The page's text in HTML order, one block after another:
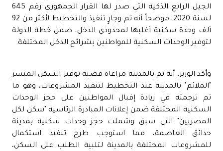
الجيل الرابع الذكية التي صدر لها القرار الجمهوري رقم 645
لسنة 2020، موضحاً أنه تم وجارٍ تنفيذ والتخطيط لأكثر من 92
ألف وحدة سكنية أغلبها لمحدودي الدخل، ضمن خطة الدولة
لتوفير الوحدات السكنية للمواطنين بشرائح الدخل المختلفة.
وأكد الوزير، أنه تم بالمدينة مراعاة قضية توفير السكن الميسر
"الملائم" بالمدينة عند التخطيط لتنفيذ المشروعات، وهو ما
تم ترجمته في زيادة إقبال المواطنين على حجز الوحدات
السكنية المختلفة ضمن إعلانات المبادرة الرئاسية "سكن لكل
المصريين" التي سبق وشملت حجز وحدات سكنية بمدينة
حدائق العاصمة، مما استوجب طرح تنفيذ استكمال
للمشروعات المختلفة بالمدينة لتلبية الطلب على السكن،